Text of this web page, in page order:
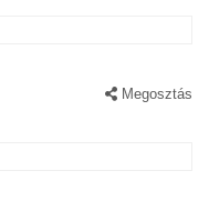
Megosztás